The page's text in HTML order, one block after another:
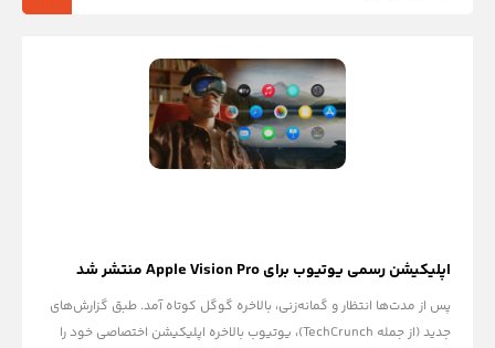
اپلیکیشن رسمی یوتیوب برای Apple Vision Pro منتشر شد
پس از مدت‌ها انتظار و گمانه‌زنی، بالاخره گوگل کوتاه آمد. طبق گزارش‌های
جدید (از جمله TechCrunch)، یوتیوب بالاخره اپلیکیشن اختصاصی خود را